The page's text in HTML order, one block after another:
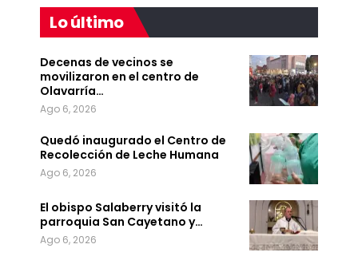
Lo último
Decenas de vecinos se
movilizaron en el centro de
Olavarría…
Ago 6, 2026
Quedó inaugurado el Centro de
Recolección de Leche Humana
Ago 6, 2026
El obispo Salaberry visitó la
parroquia San Cayetano y…
Ago 6, 2026